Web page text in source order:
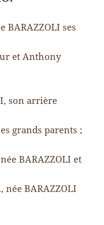
BARAZZOLI ses
et Anthony
son arrière
grands parents ;
BARAZZOLI et
née BARAZZOLI